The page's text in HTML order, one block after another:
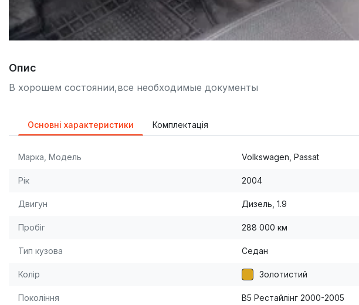
Опис
В хорошем состоянии,все необходимые документы
Основні характеристики Комплектація
Марка, Модель Volkswagen, Passat
Рік 2004
Двигун Дизель, 1.9
Пробіг 288 000 км
Тип кузова Седан
Колір Золотистий
Покоління B5 Рестайлінг 2000-2005